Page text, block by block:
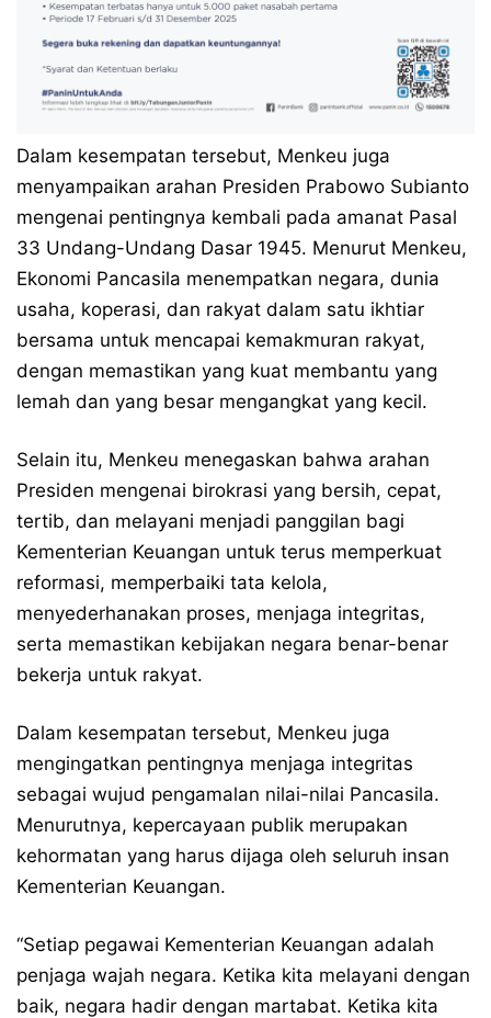
Dalam kesempatan tersebut, Menkeu juga
menyampaikan arahan Presiden Prabowo Subianto
mengenai pentingnya kembali pada amanat Pasal
33 Undang-Undang Dasar 1945. Menurut Menkeu,
Ekonomi Pancasila menempatkan negara, dunia
usaha, koperasi, dan rakyat dalam satu ikhtiar
bersama untuk mencapai kemakmuran rakyat,
dengan memastikan yang kuat membantu yang
lemah dan yang besar mengangkat yang kecil.
Selain itu, Menkeu menegaskan bahwa arahan
Presiden mengenai birokrasi yang bersih, cepat,
tertib, dan melayani menjadi panggilan bagi
Kementerian Keuangan untuk terus memperkuat
reformasi, memperbaiki tata kelola,
menyederhanakan proses, menjaga integritas,
serta memastikan kebijakan negara benar-benar
bekerja untuk rakyat.
Dalam kesempatan tersebut, Menkeu juga
mengingatkan pentingnya menjaga integritas
sebagai wujud pengamalan nilai-nilai Pancasila.
Menurutnya, kepercayaan publik merupakan
kehormatan yang harus dijaga oleh seluruh insan
Kementerian Keuangan.
“Setiap pegawai Kementerian Keuangan adalah
penjaga wajah negara. Ketika kita melayani dengan
baik, negara hadir dengan martabat. Ketika kita